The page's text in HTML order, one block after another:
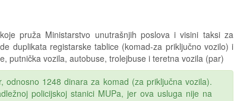
pruža Ministarstvo unutrašnjih poslova i visini taksi za
duplikata registarske tablice (komad-za priključno vozilo) i
putnička vozila, autobuse, trolejbuse i teretna vozila (par)
1248 dinara za komad (za priključna vozila).
policijskoj stanici MUPa, jer ova usluga nije na